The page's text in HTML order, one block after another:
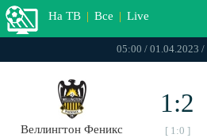
На ТВ | Все | Live
05:00 / 01.04.2023
Веллингтон Феникс
1:2
[ 1:0 ]